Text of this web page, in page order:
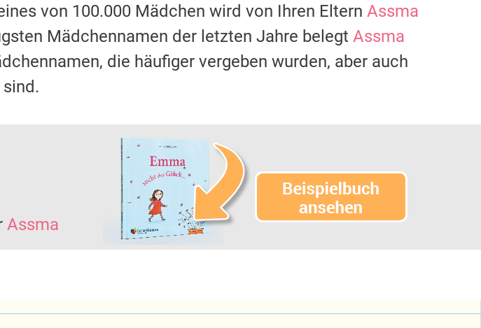
von 100.000 Mädchen wird von Ihren Eltern Assma
Mädchennamen der letzten Jahre belegt Assma
die häufiger vergeben wurden, aber auch
Assma